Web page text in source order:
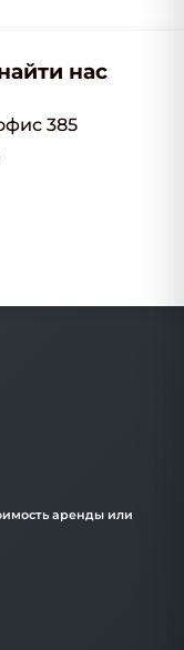
нас
385
аренды или